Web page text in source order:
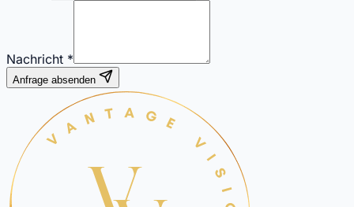
Nachricht *
Anfrage absenden